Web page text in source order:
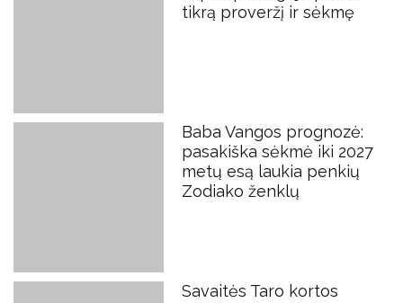
tikrą proveržį ir sėkmę
Baba Vangos prognozė:
pasakiška sėkmė iki 2027
metų esą laukia penkių
Zodiako ženklų
Savaitės Taro kortos